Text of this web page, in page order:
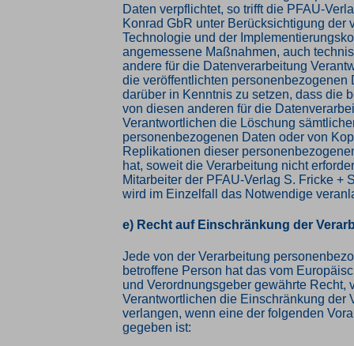
Daten verpflichtet, so trifft die PFAU-
Konrad GbR unter Berücksichtigung der
Technologie und der
angemessene Maßnahmen, auch
andere für die Datenverarbeitung
die veröffentlichten personenbezogenen
darüber in Kenntnis zu setzen, dass die
von diesen anderen für die
Verantwortlichen die Löschung
personenbezogenen Daten oder von
Replikationen dieser
hat, soweit die Verarbeitung nicht
Mitarbeiter der PFAU-Verlag S. Fricke +
wird im Einzelfall das Notwendige
e) Recht auf Einschränkung der
Jede von der Verarbeitung
betroffene Person hat das vom
und Verordnungsgeber gewährte Recht,
Verantwortlichen die Einschränkung der
verlangen, wenn eine der folgenden
gegeben ist: